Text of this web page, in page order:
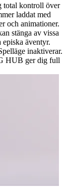
total kontroll över
laddat med
och animationer.
stänga av vissa
episka äventyr.
inaktiverar.
HUB ger dig full